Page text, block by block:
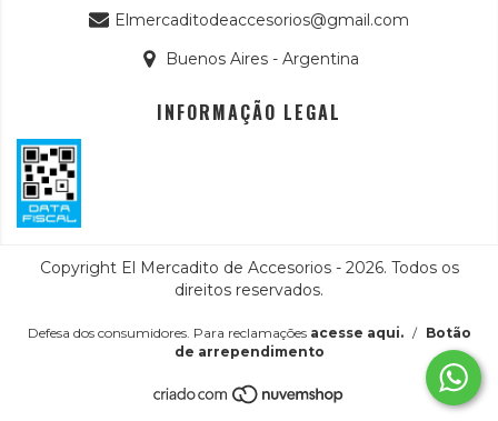
Elmercaditodeaccesorios@gmail.com
Buenos Aires - Argentina
INFORMAÇÃO LEGAL
Copyright El Mercadito de Accesorios - 2026. Todos os
direitos reservados.
Defesa dos consumidores. Para reclamações acesse aqui. /
Botão
de arrependimento